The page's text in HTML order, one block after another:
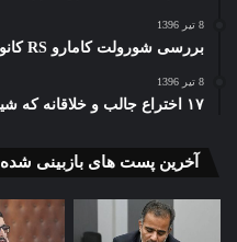
8 تیر 1396
بررسی شورولت کامارو RS کانورتیبل؛ رویایی برای مسافرت تابستانی
8 تیر 1396
۱۷ اختراع جالب و خلاقانه که شیوه زندگی شما را تغییر خواهند داد
آخرین پست های بازبینی شده